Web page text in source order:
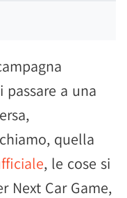
passare a una
quella
, le cose si
Next Car Game,